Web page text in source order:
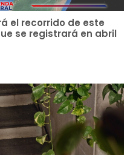
el recorrido de este
se registrará en abril